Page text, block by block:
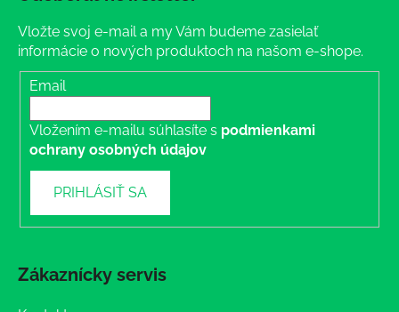
Vložte svoj e-mail a my Vám budeme zasielať
informácie o nových produktoch na našom e-shope.
Email
Vložením e-mailu súhlasíte s podmienkami
ochrany osobných údajov
PRIHLÁSIŤ SA
Zákaznícky servis